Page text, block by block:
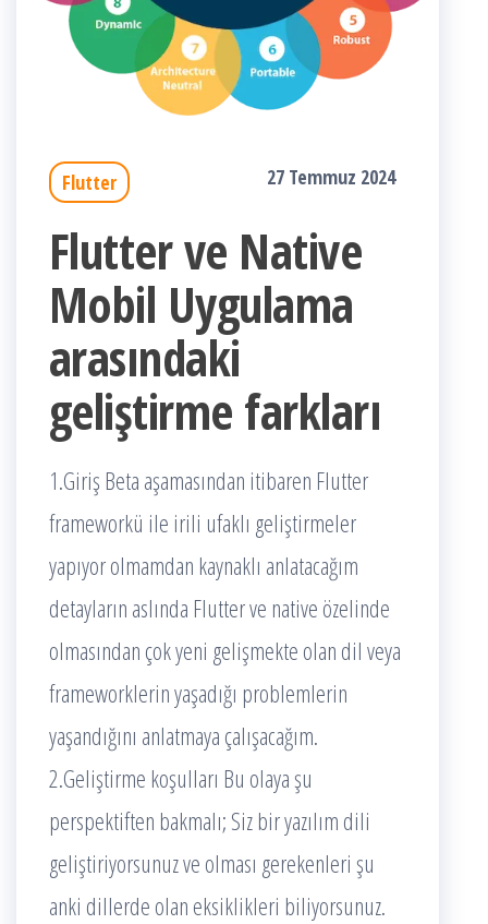
Flutter 27 Temmuz 2024
Flutter ve Native
Mobil Uygulama
arasındaki
geliştirme farkları
1.Giriş Beta aşamasından itibaren Flutter
frameworkü ile irili ufaklı geliştirmeler
yapıyor olmamdan kaynaklı anlatacağım
detayların aslında Flutter ve native özelinde
olmasından çok yeni gelişmekte olan dil veya
frameworklerin yaşadığı problemlerin
yaşandığını anlatmaya çalışacağım.
2.Geliştirme koşulları Bu olaya şu
perspektiften bakmalı; Siz bir yazılım dili
geliştiriyorsunuz ve olması gerekenleri şu
anki dillerde olan eksiklikleri biliyorsunuz.